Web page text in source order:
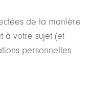
de la manière
à votre sujet (et
personnelles